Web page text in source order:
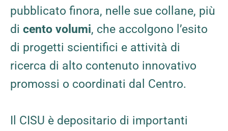
pubblicato finora, nelle sue collane, più
di cento volumi, che accolgono l’esito
di progetti scientifici e attività di
ricerca di alto contenuto innovativo
promossi o coordinati dal Centro.
Il CISU è depositario di importanti